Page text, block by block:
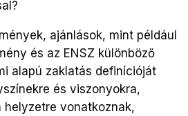
ajánlások, mint például
és az ENSZ különböző
alapú zaklatás definícióját
és viszonyokra,
helyzetre vonatkoznak,